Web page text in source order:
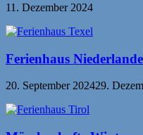
11. Dezember 2024
Ferienhaus
20. September 202429.